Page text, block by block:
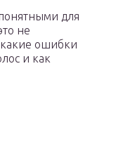
для
не
какие ошибки
и как